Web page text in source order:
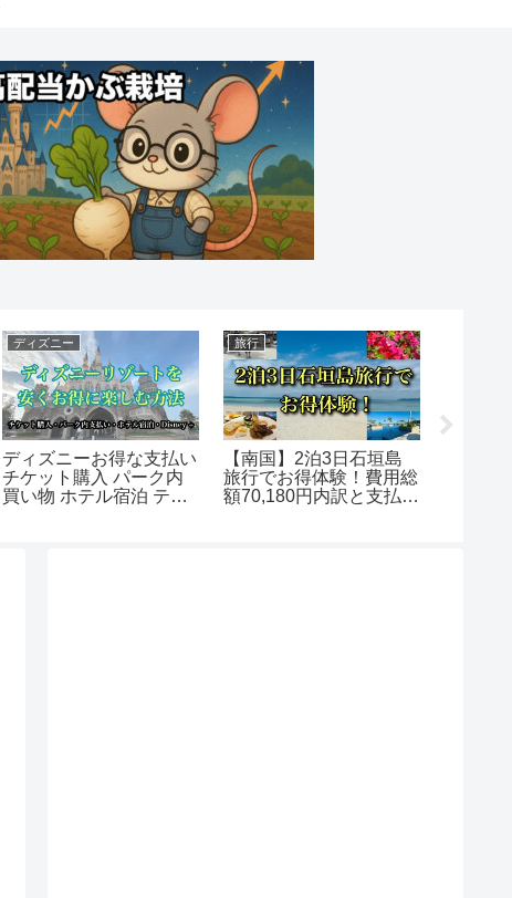
ディズニー
ディズニーお得な支払い
チケット購入 パーク内
買い物 ホテル宿泊 テク
旅行
【南国】2泊3日石垣島
旅行でお得体験！費用総
額70,180円内訳と支払い